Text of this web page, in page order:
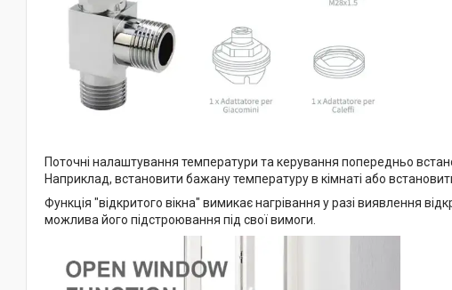
Поточні налаштування температури та керування попередньо
Наприклад, встановити бажану температуру в кімнаті або встановити
Функція "відкритого вікна" вимикає нагрівання у разі виявлення
можлива його підстроювання під свої вимоги.